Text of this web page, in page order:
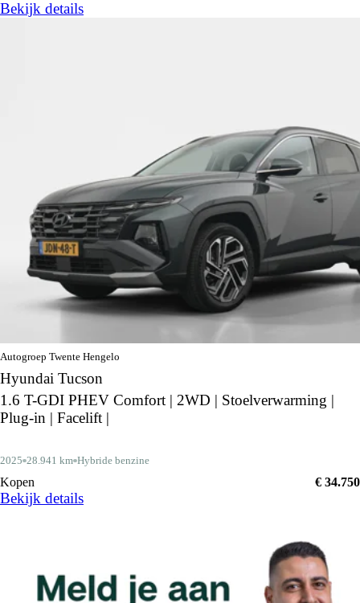
Bekijk details
Autogroep Twente Hengelo
Hyundai Tucson
1.6 T-GDI PHEV Comfort | 2WD | Stoelverwarming |
Plug-in | Facelift |
2025 28.941 km Hybride benzine
Kopen € 34.750
Bekijk details